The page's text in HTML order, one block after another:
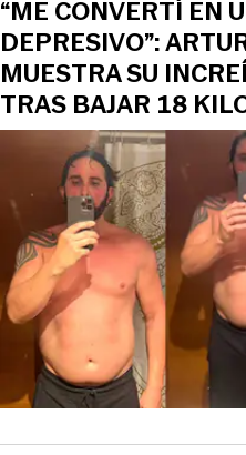
“ME CONVERTÍ EN
DEPRESIVO”:
MUESTRA SU
TRAS BAJAR 18